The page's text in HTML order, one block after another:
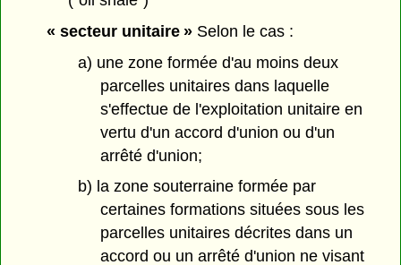
« secteur unitaire »Selon le cas :
a) une zone formée d'au moins deux
parcelles unitaires dans laquelle
s'effectue de l'exploitation unitaire en
vertu d'un accord d'union ou d'un
arrêté d'union;
b) la zone souterraine formée par
certaines formations situées sous les
parcelles unitaires décrites dans un
accord ou un arrêté d'union ne visant